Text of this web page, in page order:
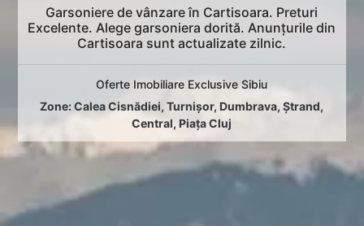
Garsoniere de vânzare în Cartisoara. Preturi
Excelente. Alege garsoniera dorită. Anunțurile din
Cartisoara sunt actualizate zilnic.
Oferte Imobiliare Exclusive Sibiu
Zone:Calea Cisnădiei,Turnișor, Dumbrava,Ștrand,
Central, Piața Cluj